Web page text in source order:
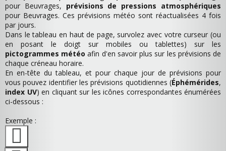
pour Beuvrages, prévisions de pressions atmosphériques
pour Beuvrages. Ces prévisions météo sont réactualisées 4 fois
par jours.
Dans le tableau en haut de page, survolez avec votre curseur (ou
en posant le doigt sur mobiles ou tablettes) sur les
pictogrammes météo afin d'en savoir plus sur les prévisions de
chaque créneau horaire.
En en-tête du tableau, et pour chaque jour de prévisions pour
vous pouvez identifier les prévisions quotidiennes (Éphémérides,
index UV) en cliquant sur les icônes correspondantes énumérées
ci-dessous :
Exemple :